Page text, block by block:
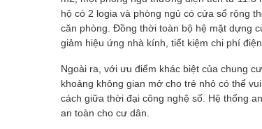
hộ có 2 logia và phòng ngủ có cửa sổ rộng
căn phòng. Đồng thời toàn bộ hệ mặt dựng
giảm hiệu ứng nhà kính, tiết kiệm chi phí
Ngoài ra, với ưu điểm khác biệt của chung
khoảng không gian mở cho trẻ nhỏ có thể
cách giữa thời đại công nghệ số. Hệ thống
an toàn cho cư dân.